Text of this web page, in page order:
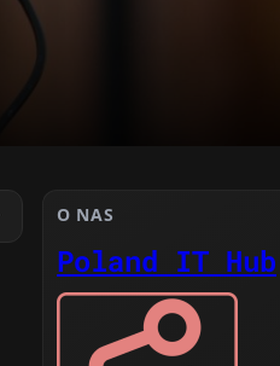
O NAS
Poland IT Hub